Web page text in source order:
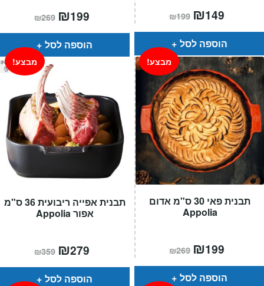
₪269 המחיר
המקורי
היה:
₪269.
₪199
הוא:
הוספה לסל
₪199 המחיר
המקורי
היה:
₪199.
₪149
הוא:
הוספה לסל
תבנית אפייה ריבועית 36 ס"מ
אפור Appolia
מבצע!
₪359 המחיר
המקורי
היה:
₪359.
₪279
הוא:
הוספה לסל
תבנית פאי 30 ס"מ אדום
Appolia
מבצע!
₪269 המחיר
המקורי
היה:
₪269.
₪199
הוא:
הוספה לסל